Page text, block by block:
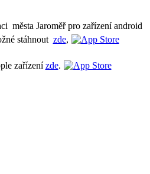
města Jaroměř pro zařízení android
stáhnout zde,
zařízenízde.